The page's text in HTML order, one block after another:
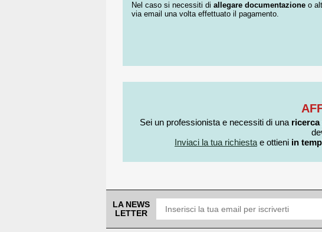
Nel caso si necessiti di allegare documentazione o
via email una volta effettuato il pagamento.
Sei un professionista e necessiti di una
Inviaci la tua richiesta e ottieni in
LA NEWS
LETTER